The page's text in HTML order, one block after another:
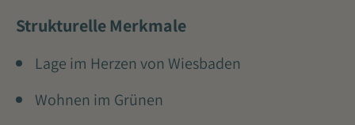
Strukturelle Merkmale
Lage im Herzen von Wiesbaden
Wohnen im Grünen